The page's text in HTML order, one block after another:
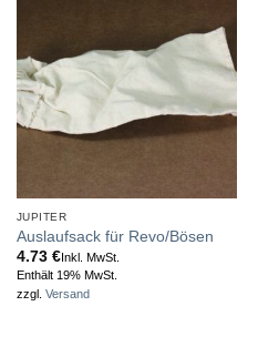
JUPITER
Auslaufsack für Revo/Bösen
4.73 €Inkl. MwSt.
Enthält 19% MwSt.
zzgl. Versand